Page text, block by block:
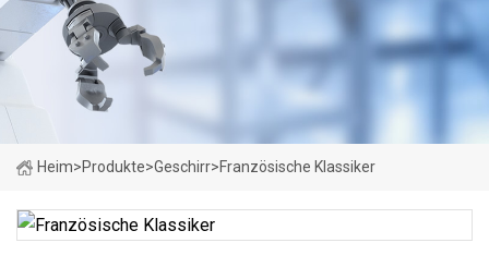
Heim>Produkte>Geschirr>Französische Klassiker